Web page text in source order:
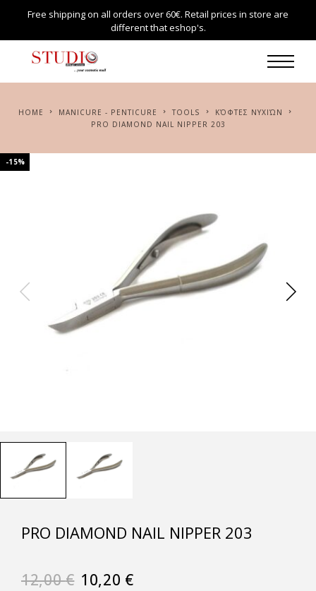
Free shipping on all orders over 60€. Retail prices in store are
different that eshop's.
HOME MANICURE - PENTICURE TOOLS
ΚΌΦΤΕΣ ΝΥΧΙΏΝ
PRO DIAMOND NAIL NIPPER 203
-15%
PRO DIAMOND NAIL NIPPER 203
12,00€ 10,20 €